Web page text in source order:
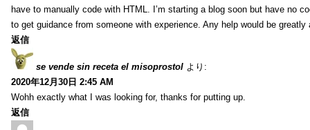
have to manually code with HTML. I’m starting a blog soon but have no
to get guidance from someone with experience. Any help would be greatly
返信
se vende sin receta el misoprostol より:
2020年12月30日 2:45 AM
Wohh exactly what I was looking for, thanks for putting up.
返信